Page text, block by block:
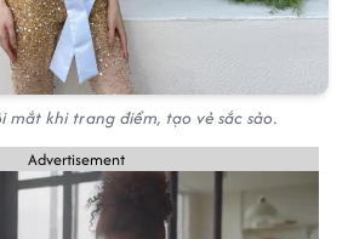
khi trang điểm, tạo vẻ sắc sảo.
Advertisement